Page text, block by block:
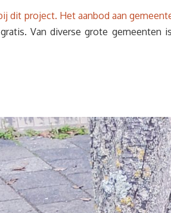
dit project. Het aanbod aan
Van diverse grote